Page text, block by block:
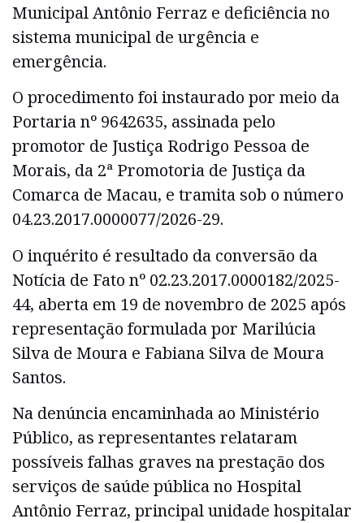
Municipal Antônio Ferraz e deficiência no
sistema municipal de urgência e
emergência.
O procedimento foi instaurado por meio da
Portaria nº 9642635, assinada pelo
promotor de Justiça Rodrigo Pessoa de
Morais, da 2ª Promotoria de Justiça da
Comarca de Macau, e tramita sob o número
04.23.2017.0000077/2026-29.
O inquérito é resultado da conversão da
Notícia de Fato nº 02.23.2017.0000182/2025-
44, aberta em 19 de novembro de 2025 após
representação formulada por Marilúcia
Silva de Moura e Fabiana Silva de Moura
Santos.
Na denúncia encaminhada ao Ministério
Público, as representantes relataram
possíveis falhas graves na prestação dos
serviços de saúde pública no Hospital
Antônio Ferraz, principal unidade hospitalar